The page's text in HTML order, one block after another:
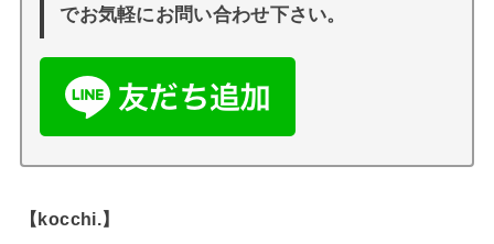
でお気軽にお問い合わせ下さい。
【kocchi.】